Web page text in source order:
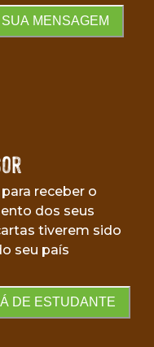
MENSAGEM
receber o
dos seus
tiverem sido
seu país
DE ESTUDANTE